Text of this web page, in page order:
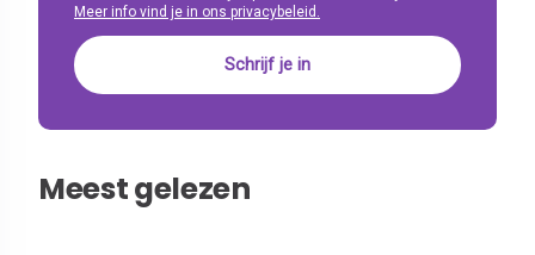
Meer info vind je in ons privacybeleid.
Meest gelezen